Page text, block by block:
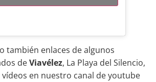
también enlaces de algunos
deViavélez, La Playa del Silencio,
vídeos en nuestro canal de youtube